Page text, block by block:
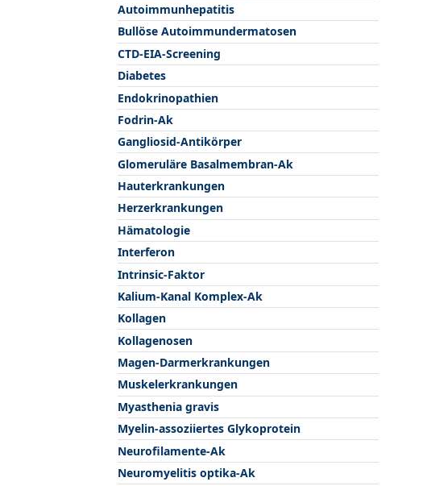
Autoimmunhepatitis
Bullöse Autoimmundermatosen
CTD-EIA-Screening
Diabetes
Endokrinopathien
Fodrin-Ak
Gangliosid-Antikörper
Glomeruläre Basalmembran-Ak
Hauterkrankungen
Herzerkrankungen
Hämatologie
Interferon
Intrinsic-Faktor
Kalium-Kanal Komplex-Ak
Kollagen
Kollagenosen
Magen-Darmerkrankungen
Muskelerkrankungen
Myasthenia gravis
Myelin-assoziiertes Glykoprotein
Neurofilamente-Ak
Neuromyelitis optika-Ak